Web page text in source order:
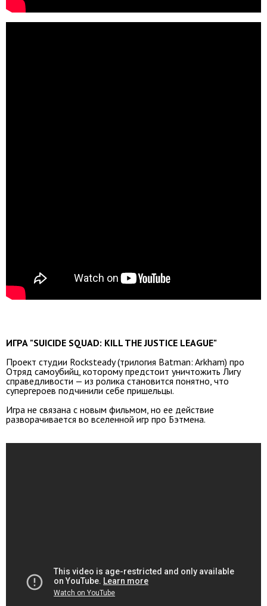
ИГРА "SUICIDE SQUAD: KILL THE JUSTICE LEAGUE"
Проект студии Rocksteady (трилогия Batman: Arkham) про
Отряд самоубийц, которому предстоит уничтожить Лигу
справедливости — из ролика становится понятно, что
супергероев подчинили себе пришельцы.
Игра не связана с новым фильмом, но ее действие
разворачивается во вселенной игр про Бэтмена.